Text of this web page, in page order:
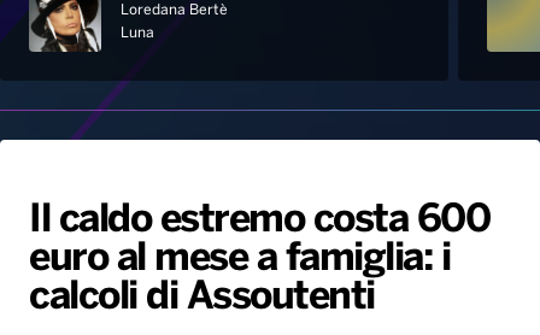
Home
Palinsesto
Hit Dance
Giochi&Concorsi
PALATOUR
Notizie
Locali
Musica e Spettacolo
Sport
Playlist
Generale
Novità
Notiziario
Interviste
Gallery
Radio Norba News TV
Voce al Bari
Loredana Bertè
Luna
Il caldo estremo costa 600
euro al mese a famiglia: i
calcoli di Assoutenti